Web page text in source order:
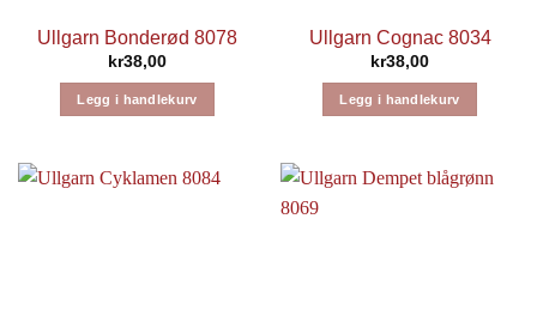
Ullgarn Bonderød 8078
kr38,00
Legg i handlekurv
Ullgarn Cognac 8034
kr38,00
Legg i handlekurv